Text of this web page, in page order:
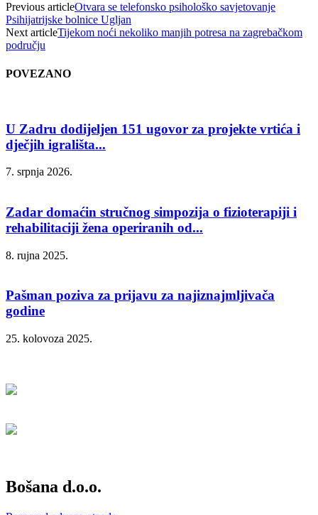
Previous articleOtvara se telefonsko psihološko savjetovanje
Psihijatrijske bolnice Ugljan
Next articleTijekom noći nekoliko manjih potresa na zagrebačkom
području
POVEZANO
U Zadru dodijeljen 151 ugovor za projekte vrtića i
dječjih igrališta...
7. srpnja 2026.
Zadar domaćin stručnog simpozija o fizioterapiji i
rehabilitaciji žena operiranih od...
8. rujna 2025.
Pašman poziva za prijavu za najiznajmljivača
godine
25. kolovoza 2025.
Bošana d.o.o.